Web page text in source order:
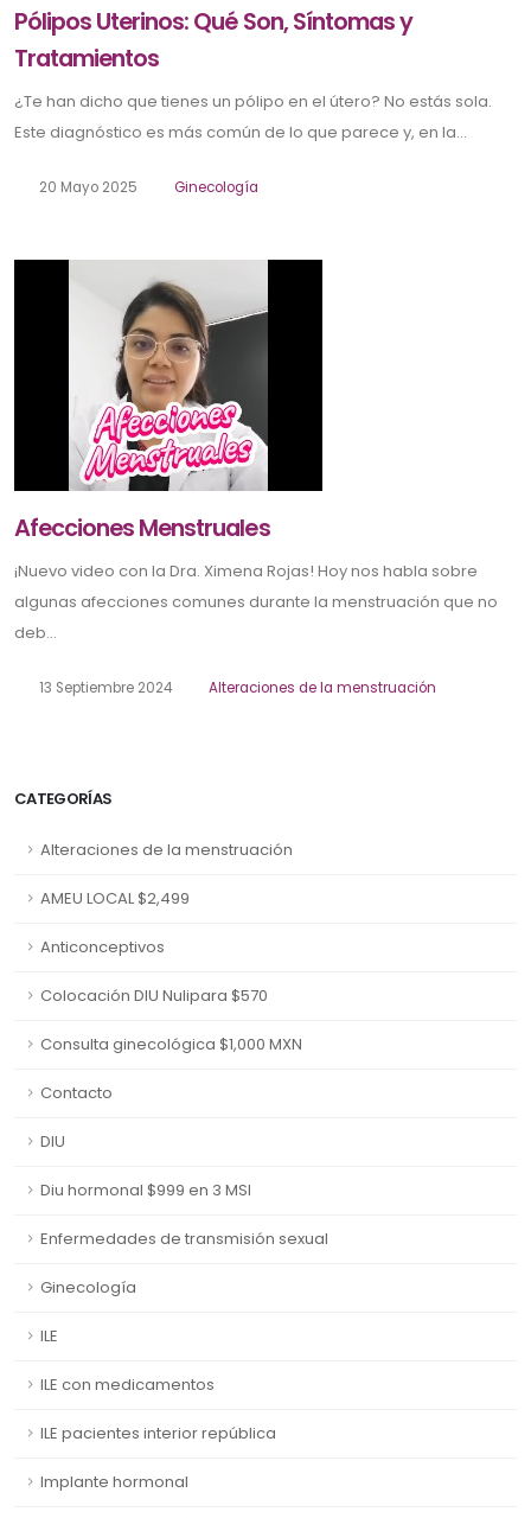
CATEGORÍAS
Alteraciones de la menstruación
AMEU LOCAL $2,499
Anticonceptivos
Colocación DIU Nulipara $570
Consulta ginecológica $1,000 MXN
Contacto
DIU
Diu hormonal $999 en 3 MSI
Enfermedades de transmisión sexual
Ginecología
ILE
ILE con medicamentos
ILE pacientes interior república
Implante hormonal
Pólipos Uterinos: Qué Son, Síntomas y
Tratamientos
¿Te han dicho que tienes un pólipo en el útero? No estás sola.
Este diagnóstico es más común de lo que parece y, en la...
20 Mayo 2025 Ginecología
Afecciones Menstruales
¡Nuevo video con la Dra. Ximena Rojas! Hoy nos habla sobre
algunas afecciones comunes durante la menstruación que no
deb...
13 Septiembre 2024 Alteraciones de la menstruación